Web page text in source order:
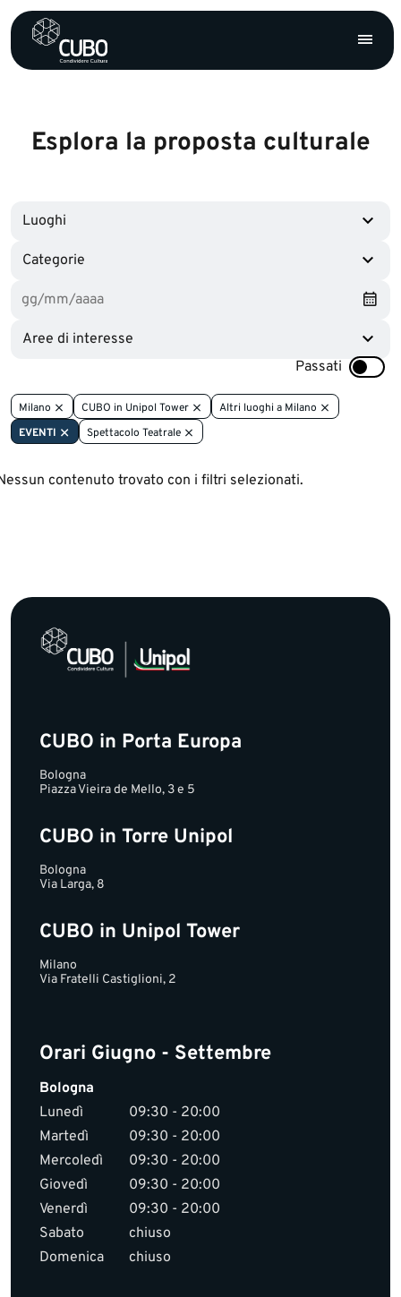
Esplora la proposta culturale
Luoghi
Categorie
Aree di interesse
Passati
Milano CUBO in Unipol Tower
Altri luoghi a Milano
EVENTI
Spettacolo Teatrale
contenuto trovato con i filtri selezionati.
CUBO in Porta Europa
Bologna
Piazza Vieira de Mello, 3 e 5
CUBO in Torre Unipol
Bologna
Via Larga, 8
CUBO in Unipol Tower
Milano
Via Fratelli Castiglioni, 2
Orari Giugno - Settembre
Bologna
Lunedì
09:30 - 20:00
Martedì
09:30 - 20:00
Mercoledì
09:30 - 20:00
Giovedì
09:30 - 20:00
Venerdì
09:30 - 20:00
Sabato
chiuso
Domenica
chiuso